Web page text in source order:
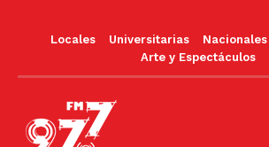
Locales Universitarias Nacionales
Arte y Espectáculos